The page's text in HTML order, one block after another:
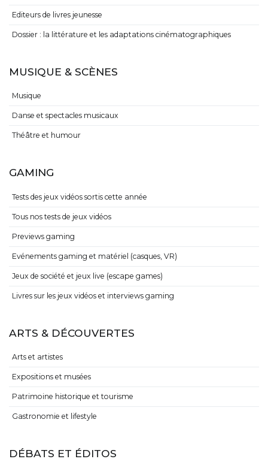
Editeurs de livres jeunesse
Dossier : la littérature et les adaptations cinématographiques
MUSIQUE & SCÈNES
Musique
Danse et spectacles musicaux
Théâtre et humour
GAMING
Tests des jeux vidéos sortis cette année
Tous nos tests de jeux vidéos
Previews gaming
Evénements gaming et matériel (casques, VR)
Jeux de société et jeux live (escape games)
Livres sur les jeux vidéos et interviews gaming
ARTS & DÉCOUVERTES
Arts et artistes
Expositions et musées
Patrimoine historique et tourisme
Gastronomie et lifestyle
DÉBATS ET ÉDITOS